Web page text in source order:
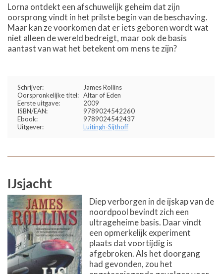
Lorna ontdekt een afschuwelijk geheim dat zijn
oorsprong vindt in het prilste begin van de beschaving.
Maar kan ze voorkomen dat er iets geboren wordt wat
niet alleen de wereld bedreigt, maar ook de basis
aantast van wat het betekent om mens te zijn?
Schrijver:
James Rollins
Oorspronkelijke titel: Altar of Eden
Eerste uitgave:
2009
ISBN/EAN:
9789024542260
Ebook:
9789024542437
Uitgever:
Luitingh-Sijthoff
IJsjacht
Diep verborgen in de ijskap van de
noordpool bevindt zich een
ultrageheime basis. Daar vindt
een opmerkelijk experiment
plaats dat voortijdig is
afgebroken. Als het doorgang
had gevonden, zou het